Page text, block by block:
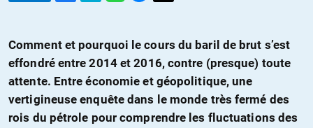
NOUS
CONTACTER
DON
Comment et pourquoi le cours du baril de brut s’est
effondré entre 2014 et 2016, contre (presque) toute
attente. Entre économie et géopolitique, une
vertigineuse enquête dans le monde très fermé des
rois du pétrole pour comprendre les fluctuations des